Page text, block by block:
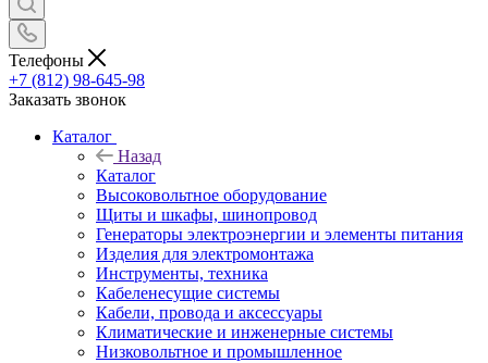
Телефоны
+7 (812) 98-645-98
Заказать звонок
Каталог
Назад
Каталог
Высоковольтное оборудование
Щиты и шкафы, шинопровод
Генераторы электроэнергии и элементы питания
Изделия для электромонтажа
Инструменты, техника
Кабеленесущие системы
Кабели, провода и аксессуары
Климатические и инженерные системы
Низковольтное и промышленное